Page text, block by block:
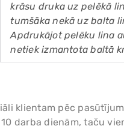
krāsu druka uz pelēkā
tumšāka nekā uz balta
Apdrukājot pelēku lina
netiek izmantota baltā
klientam pēc
darba dienām, taču